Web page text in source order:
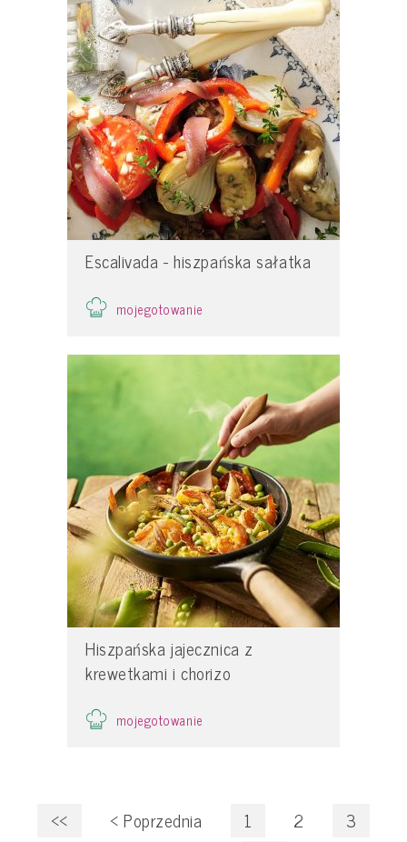
Escalivada - hiszpańska sałatka
mojegotowanie
Hiszpańska jajecznica z
krewetkami i chorizo
mojegotowanie
<< < Poprzednia 1 2
3